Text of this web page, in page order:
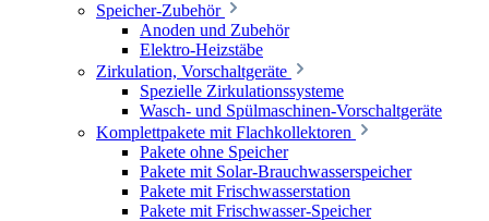
Speicher-Zubehör
Anoden und Zubehör
Elektro-Heizstäbe
Zirkulation, Vorschaltgeräte
Spezielle Zirkulationssysteme
Wasch- und Spülmaschinen-Vorschaltgeräte
Komplettpakete mit Flachkollektoren
Pakete ohne Speicher
Pakete mit Solar-Brauchwasserspeicher
Pakete mit Frischwasserstation
Pakete mit Frischwasser-Speicher